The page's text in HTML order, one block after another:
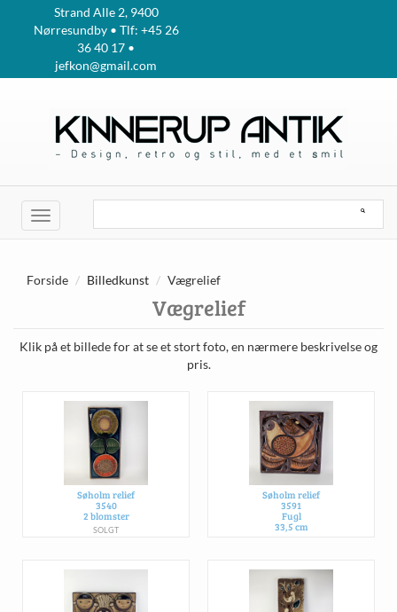
Strand Alle 2, 9400
Nørresundby • Tlf: +45 26
36 40 17 •
jefkon@gmail.com
Toggle
navigation
Forside Billedkunst Vægrelief
Vægrelief
Klik på et billede for at se et stort foto, en nærmere beskrivelse og
pris.
Søholm relief
3540
2 blomster
SOLGT
Søholm relief
3591
Fugl
33,5 cm